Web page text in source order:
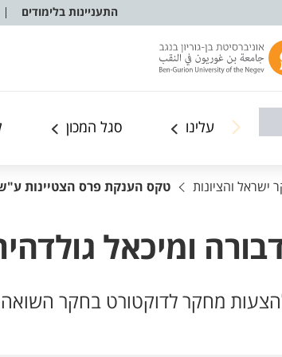
התעניינות בלימודים
עלינו סגל המכון
ישראל והציונות טקס הענקת פרס הצטיינות
ומיכאל
מחקר לדוקטורט בחקר השואה